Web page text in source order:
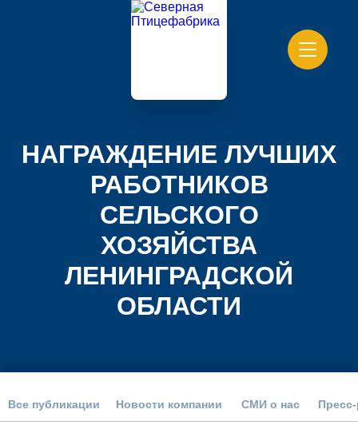
НАГРАЖДЕНИЕ ЛУЧШИХ
РАБОТНИКОВ
СЕЛЬСКОГО
ХОЗЯЙСТВА
ЛЕНИНГРАДСКОЙ
ОБЛАСТИ
Все публикации Новости компании СМИ о нас